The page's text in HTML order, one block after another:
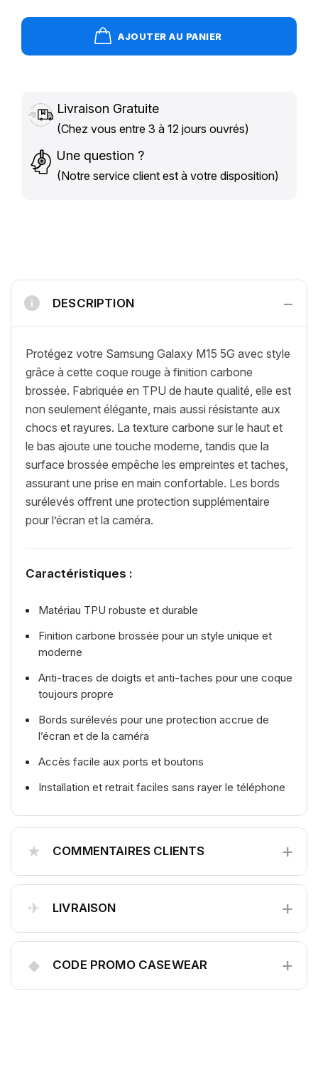
AJOUTER AU PANIER
Livraison Gratuite
(Chez vous entre 3 à 12 jours ouvrés)
Une question ?
(Notre service client est à votre disposition)
i DESCRIPTION −
Protégez votre Samsung Galaxy M15 5G avec style
grâce à cette coque rouge à finition carbone
brossée. Fabriquée en TPU de haute qualité, elle est
non seulement élégante, mais aussi résistante aux
chocs et rayures. La texture carbone sur le haut et
le bas ajoute une touche moderne, tandis que la
surface brossée empêche les empreintes et taches,
assurant une prise en main confortable. Les bords
surélevés offrent une protection supplémentaire
pour l’écran et la caméra.
Caractéristiques :
Matériau TPU robuste et durable
Finition carbone brossée pour un style unique et
moderne
Anti-traces de doigts et anti-taches pour une coque
toujours propre
Bords surélevés pour une protection accrue de
l’écran et de la caméra
Accès facile aux ports et boutons
Installation et retrait faciles sans rayer le téléphone
★ COMMENTAIRES CLIENTS +
✈ LIVRAISON +
◆ CODE PROMO CASEWEAR +